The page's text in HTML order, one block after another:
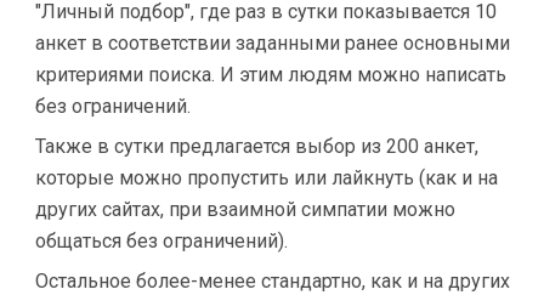
"Личный подбор", где раз в сутки показывается 10
анкет в соответствии заданными ранее основными
критериями поиска. И этим людям можно написать
без ограничений.
Также в сутки предлагается выбор из 200 анкет,
которые можно пропустить или лайкнуть (как и на
других сайтах, при взаимной симпатии можно
общаться без ограничений).
Остальное более-менее стандартно, как и на других